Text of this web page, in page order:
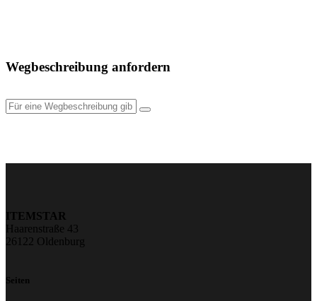
Wegbeschreibung anfordern
ITEMSTAR
Haarenstraße 43
26122 Oldenburg
Seiten